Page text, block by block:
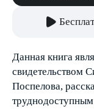
Данная книга
свидетельством
Поспелова,